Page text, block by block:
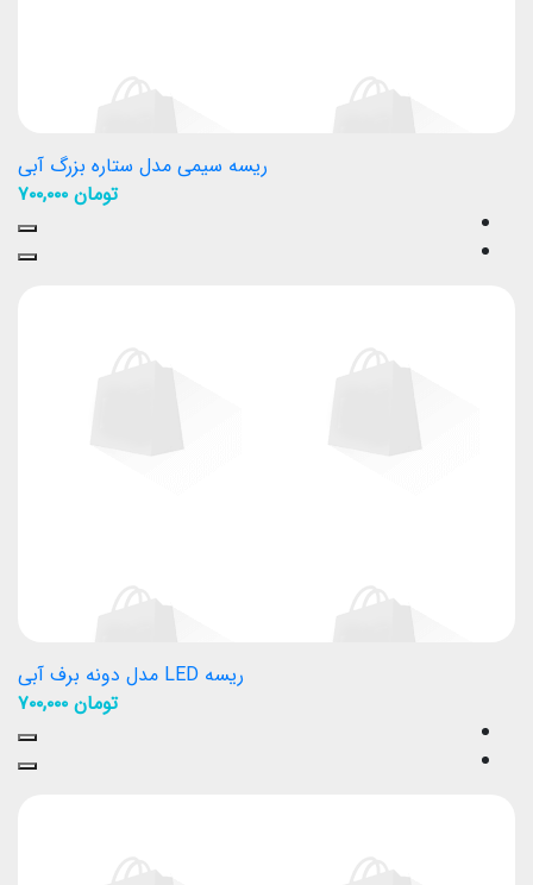
ریسه سیمی مدل ستاره بزرگ آبی
تومان
ریسه LED مدل دونه برف آبی
تومان